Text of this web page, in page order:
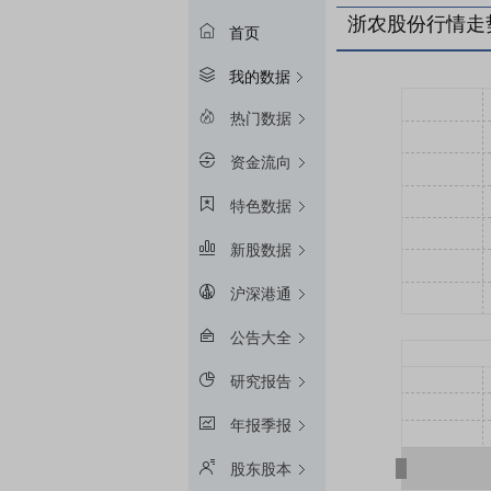
首页
我的数据
热门数据
资金流向
特色数据
新股数据
沪深港通
公告大全
研究报告
年报季报
股东股本
浙农股份行情走